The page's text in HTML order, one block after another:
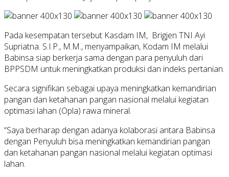
Pada kesempatan tersebut Kasdam IM, Brigjen TNI Ayi
Supriatna. S.I.P., M.M., menyampaikan, Kodam IM melalui
Babinsa siap berkerja sama dengan para penyuluh dari
BPPSDM untuk meningkatkan produksi dan indeks pertanian.
Secara signifikan sebagai upaya meningkatkan kemandirian
pangan dan ketahanan pangan nasional melalui kegiatan
optimasi lahan (Opla) rawa mineral.
“Saya berharap dengan adanya kolaborasi antara Babinsa
dengan Penyuluh bisa meningkatkan kemandirian pangan
dan ketahanan pangan nasional melalui kegiatan optimasi
lahan.